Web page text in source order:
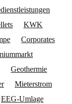
KWK
Corporates
Geothermie
Mieterstrom
EEG-Umlage